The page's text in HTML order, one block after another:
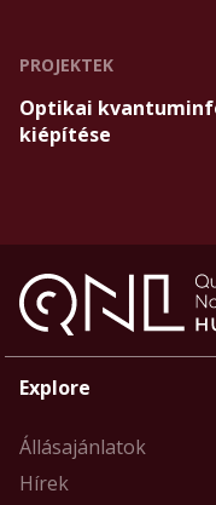
PROJEKTEK
Optikai
kiépítése
Explore
Állásajánlatok
Hírek